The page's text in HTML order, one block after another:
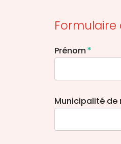
Prénom*
Municipalité de